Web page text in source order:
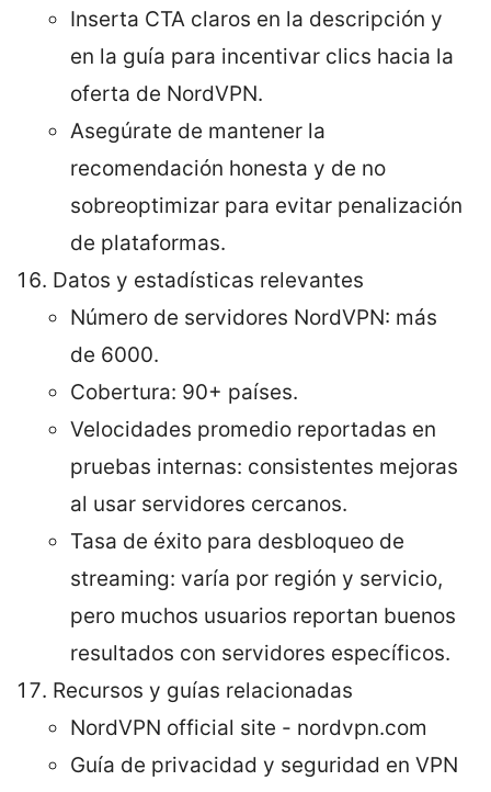
Inserta CTA claros en la descripción y
en la guía para incentivar clics hacia la
oferta de NordVPN.
Asegúrate de mantener la
recomendación honesta y de no
sobreoptimizar para evitar penalización
de plataformas.
Datos y estadísticas relevantes
Número de servidores NordVPN: más
de 6000.
Cobertura: 90+ países.
Velocidades promedio reportadas en
pruebas internas: consistentes mejoras
al usar servidores cercanos.
Tasa de éxito para desbloqueo de
streaming: varía por región y servicio,
pero muchos usuarios reportan buenos
resultados con servidores específicos.
Recursos y guías relacionadas
NordVPN official site - nordvpn.com
Guía de privacidad y seguridad en VPN